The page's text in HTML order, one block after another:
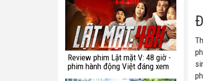
Review phim Lật mặt V: 48 giờ -
phim hành động Việt đáng xem